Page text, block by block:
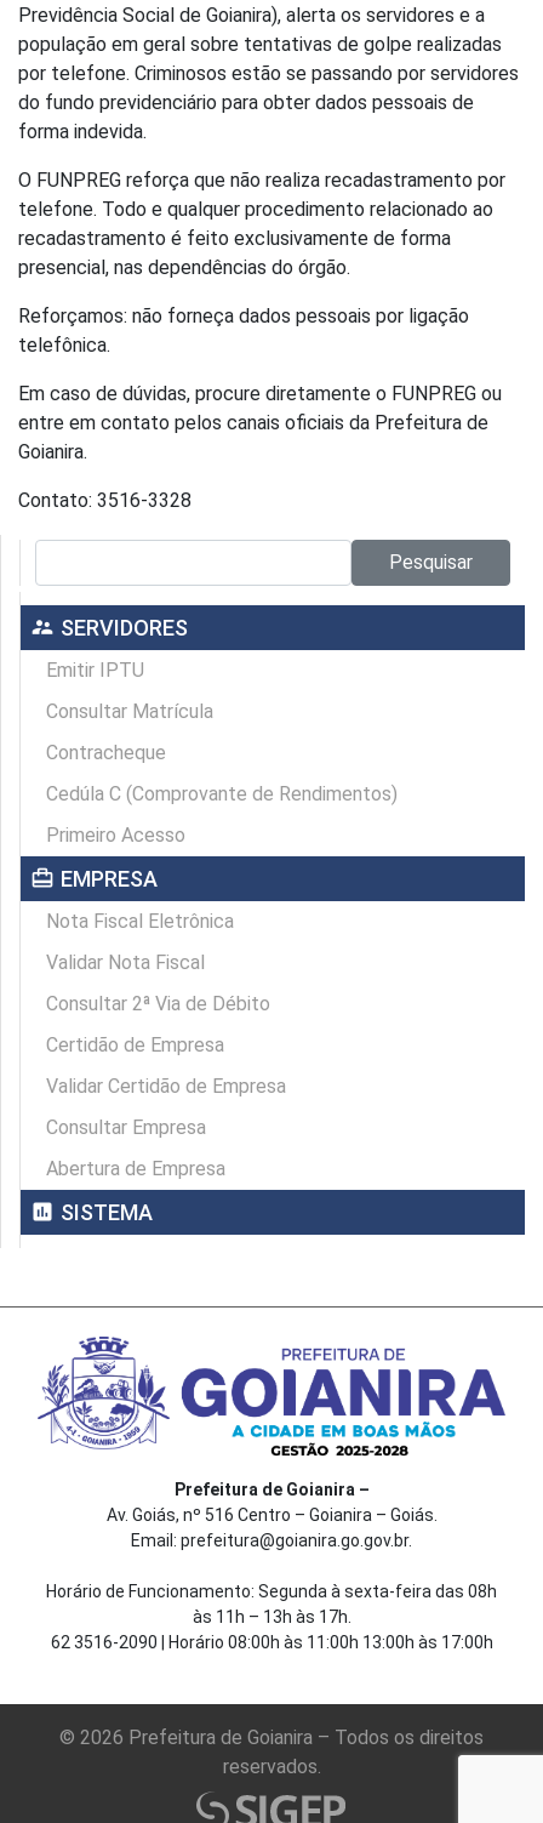
Previdência Social de Goianira), alerta os servidores e a
população em geral sobre tentativas de golpe realizadas
por telefone. Criminosos estão se passando por servidores
do fundo previdenciário para obter dados pessoais de
forma indevida.
O FUNPREG reforça que não realiza recadastramento por
telefone. Todo e qualquer procedimento relacionado ao
recadastramento é feito exclusivamente de forma
presencial, nas dependências do órgão.
Reforçamos: não forneça dados pessoais por ligação
telefônica.
Em caso de dúvidas, procure diretamente o FUNPREG ou
entre em contato pelos canais oficiais da Prefeitura de
Goianira.
Contato: 3516-3328
Pesquisar
supervisor_account SERVIDORES
Emitir IPTU
Consultar Matrícula
Contracheque
Cedúla C (Comprovante de Rendimentos)
Primeiro Acesso
card_travel EMPRESA
Nota Fiscal Eletrônica
Validar Nota Fiscal
Consultar 2ª Via de Débito
Certidão de Empresa
Validar Certidão de Empresa
Consultar Empresa
Abertura de Empresa
assessment SISTEMA
Prefeitura de Goianira –
Av. Goiás, nº 516 Centro – Goianira – Goiás.
Email: prefeitura@goianira.go.gov.br.
Horário de Funcionamento: Segunda à sexta-feira das 08h
às 11h – 13h às 17h.
62 3516-2090 | Horário 08:00h às 11:00h 13:00h às 17:00h
© 2026 Prefeitura de Goianira – Todos os direitos
reservados.